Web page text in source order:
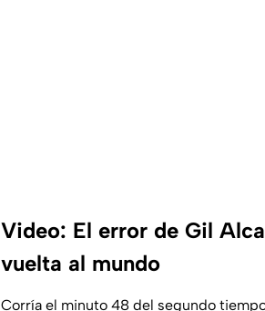
Video: El error de Gil
vuelta al mundo
Corría el minuto 48 del segundo